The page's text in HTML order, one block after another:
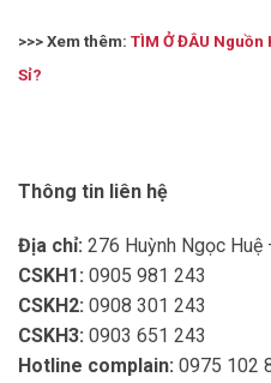
>>> Xem thêm: TÌM Ở ĐÂU Nguồn
Sỉ?
Thông tin liên hệ
Địa chỉ: 276 Huỳnh Ngọc
CSKH1: 0905 981 243
CSKH2: 0908 301 243
CSKH3: 0903 651 243
Hotline complain: 0975 102